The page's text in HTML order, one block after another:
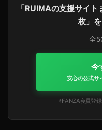
「RUIMAの支援サイ
枚」
全
今
安心の公式サ
※FANZA会員登